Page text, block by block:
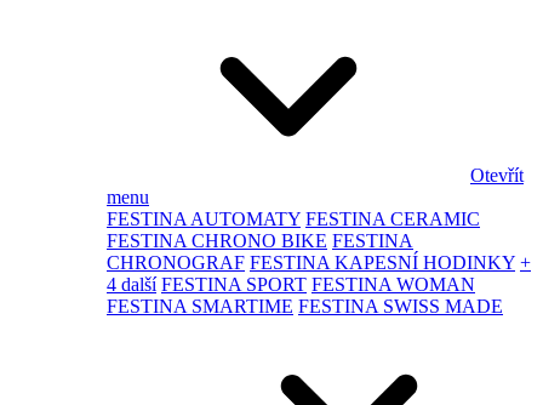
Otevřít
menu
FESTINA AUTOMATY FESTINA CERAMIC
FESTINA CHRONO BIKE FESTINA
CHRONOGRAF FESTINA KAPESNÍ HODINKY +
4 další FESTINA SPORT FESTINA WOMAN
FESTINA SMARTIME FESTINA SWISS MADE